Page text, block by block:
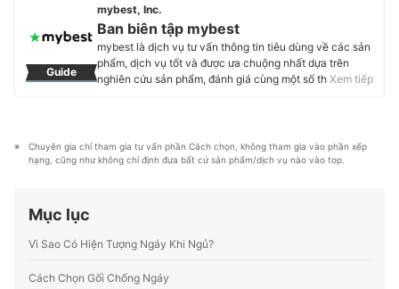
sản xuất gối nệm, cô là một chuyên gia rất lành nghề
trong lĩnh vực giáo dục và nghiên cứu về giấc ngủ.
Cùng với những chuyên gia khác, cô đã lập nên một hội
chuyên nghiên cứu về văn hóa ngủ NPO và đã từng
giảng dạy tại Đại học Kyoto trong quá khứ, hiện tại thì
đang giảng dạy tại Đại học Rikkyo và Đại học Mở Nhật
Guide
mybest, Inc.
Ban biên tập mybest
mybest là dịch vụ tư vấn thông tin tiêu dùng về các sản
phẩm, dịch vụ tốt và được ưa chuộng nhất dựa trên
nghiên cứu sản phẩm, đánh giá cùng một số thực
hầu hết các lĩnh vực, từ Mỹ phẩm, Hàng tiêu dùng,
Thiết bị gia dụng đến các dịch vụ Tài chính, Chăm sóc
Xem tiếp
Chuyên gia chỉ tham gia tư vấn phần Cách chọn, không tham gia vào phần xếp
hạng, cũng như không chỉ định đưa bất cứ sản phẩm/dịch vụ nào vào top.
Mục lục
Vì Sao Có Hiện Tượng Ngáy Khi Ngủ?
Cách Chọn Gối Chống Ngáy